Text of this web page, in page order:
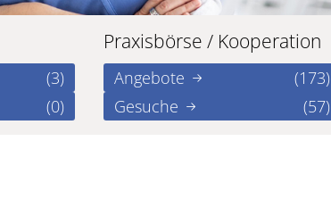
(3)
(0)
Praxisbörse / Kooperation
Angebote
(173)
Gesuche
(57)